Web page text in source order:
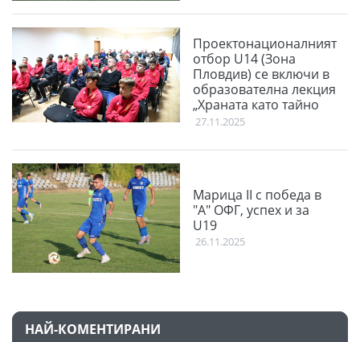
Проектонационалният
отбор U14 (Зона
Пловдив) се включи в
образователна лекция
„Храната като тайно
оръжие“
27.11.2025
Марица II с победа в
"А" ОФГ, успех и за
U19
26.11.2025
НАЙ-КОМЕНТИРАНИ